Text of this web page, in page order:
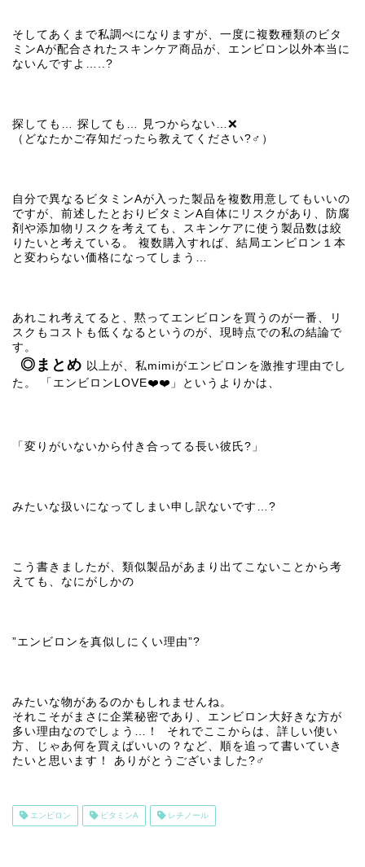
そしてあくまで私調べになりますが、一度に複数種類のビタ
ミンAが配合されたスキンケア商品が、エンビロン以外本当に
ないんですよ…..?
探しても… 探しても… 見つからない…❌
（どなたかご存知だったら教えてください?‍♂️）
自分で異なるビタミンAが入った製品を複数用意してもいいの
ですが、前述したとおりビタミンA自体にリスクがあり、防腐
剤や添加物リスクを考えても、スキンケアに使う製品数は絞
りたいと考えている。 複数購入すれば、結局エンビロン１本
と変わらない価格になってしまう…
あれこれ考えてると、黙ってエンビロンを買うのが一番、リ
スクもコストも低くなるというのが、現時点での私の結論で
す。
◎まとめ 以上が、私mimiがエンビロンを激推す理由でし
た。 「エンビロンLOVE❤️❤️」というよりかは、
「変りがいないから付き合ってる長い彼氏?」
みたいな扱いになってしまい申し訳ないです…?
こう書きましたが、類似製品があまり出てこないことから考
えても、なにがしかの
”エンビロンを真似しにくい理由”?
みたいな物があるのかもしれませんね。
それこそがまさに企業秘密であり、エンビロン大好きな方が
多い理由なのでしょう…！ それでここからは、詳しい使い
方、じゃあ何を買えばいいの？など、順を追って書いていき
たいと思います！ ありがとうございました?‍♂️
エンビロン ビタミンA レチノール